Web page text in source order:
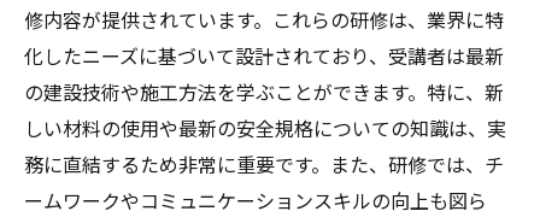
修内容が提供されています。これらの研修は、業界に特
化したニーズに基づいて設計されており、受講者は最新
の建設技術や施工方法を学ぶことができます。特に、新
しい材料の使用や最新の安全規格についての知識は、実
務に直結するため非常に重要です。また、研修では、チ
ームワークやコミュニケーションスキルの向上も図ら